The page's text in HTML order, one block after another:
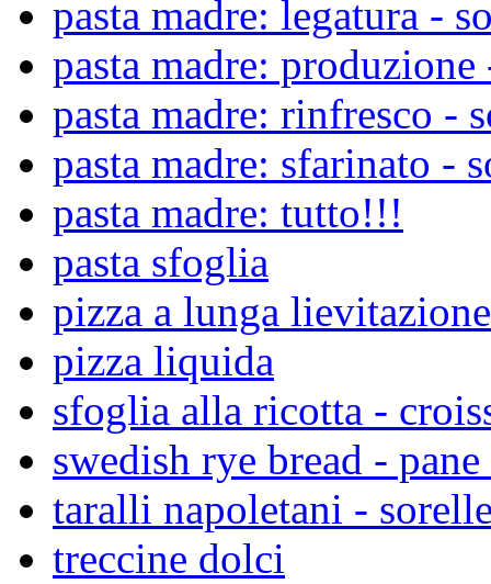
pasta madre: legatura -
pasta madre:
pasta madre: rinfresco -
pasta madre: sfarinato -
pasta madre: tutto!!!
pasta sfoglia
pizza a lunga lievitazione
pizza liquida
sfoglia alla ricotta -
swedish rye bread -
taralli napoletani -
treccine dolci